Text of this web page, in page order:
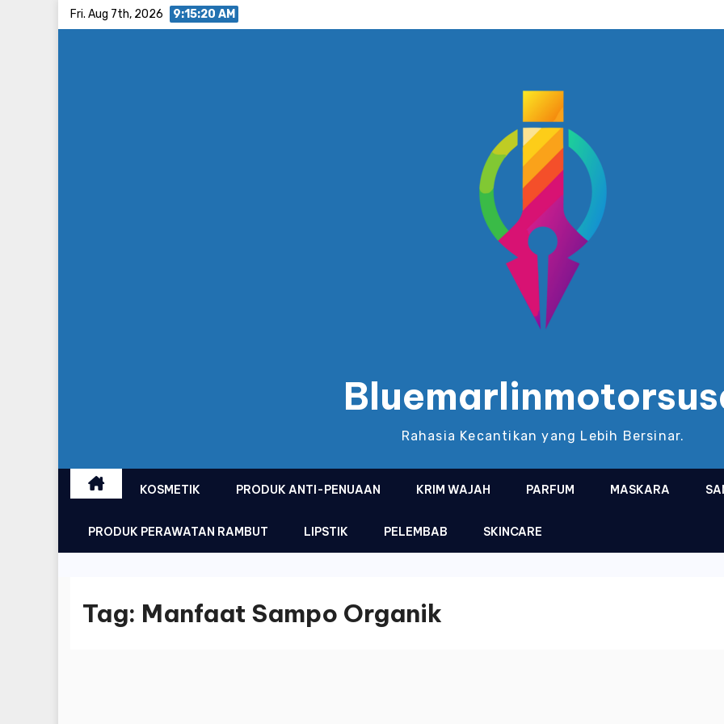
Fri. Aug 7th, 2026 9:15:21 AM
Rahasia Kecantikan yang Lebih Bersinar.
KOSMETIK PRODUK ANTI-PENUAAN KRIM WAJAH PARFUM MASKARA
PRODUK PERAWATAN RAMBUT LIPSTIK PELEMBAB SKINCARE
Tag: Manfaat Sampo Organik